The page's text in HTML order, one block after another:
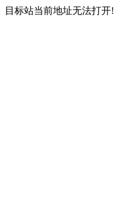
目标站当前地址无法打开!